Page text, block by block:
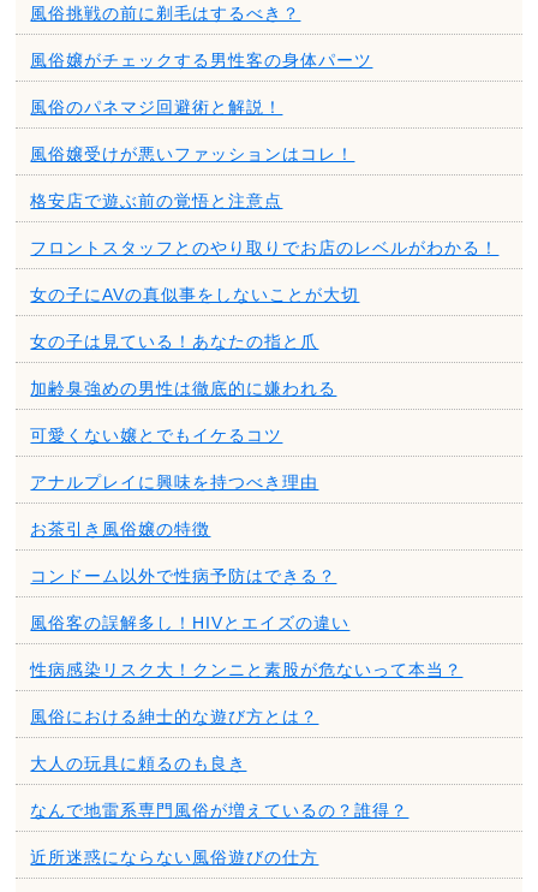
風俗挑戦の前に剃毛はするべき？
風俗嬢がチェックする男性客の身体パーツ
風俗のパネマジ回避術と解説！
風俗嬢受けが悪いファッションはコレ！
格安店で遊ぶ前の覚悟と注意点
フロントスタッフとのやり取りでお店のレベルがわかる！
女の子にAVの真似事をしないことが大切
女の子は見ている！あなたの指と爪
加齢臭強めの男性は徹底的に嫌われる
可愛くない嬢とでもイケるコツ
アナルプレイに興味を持つべき理由
お茶引き風俗嬢の特徴
コンドーム以外で性病予防はできる？
風俗客の誤解多し！HIVとエイズの違い
性病感染リスク大！クンニと素股が危ないって本当？
風俗における紳士的な遊び方とは？
大人の玩具に頼るのも良き
なんで地雷系専門風俗が増えているの？誰得？
近所迷惑にならない風俗遊びの仕方